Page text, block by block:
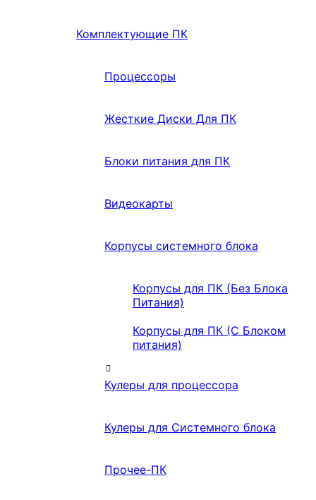
Комплектующие ПК
Процессоры
Жесткие Диски Для ПК
Блоки питания для ПК
Видеокарты
Корпусы системного блока
Корпусы для ПК (Без Блока
Питания)
Корпусы для ПК (С Блоком
питания)
Кулеры для процессора
Кулеры для Системного блока
Прочее-ПК